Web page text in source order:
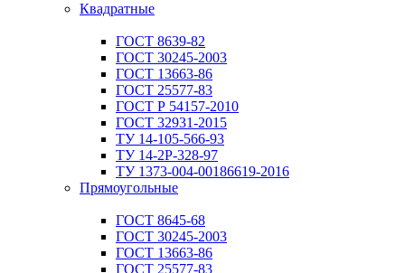
Квадратные
ГОСТ 8639-82
ГОСТ 30245-2003
ГОСТ 13663-86
ГОСТ 25577-83
ГОСТ Р 54157-2010
ГОСТ 32931-2015
ТУ 14-105-566-93
ТУ 14-2Р-328-97
ТУ 1373-004-00186619-2016
Прямоугольные
ГОСТ 8645-68
ГОСТ 30245-2003
ГОСТ 13663-86
ГОСТ 25577-83